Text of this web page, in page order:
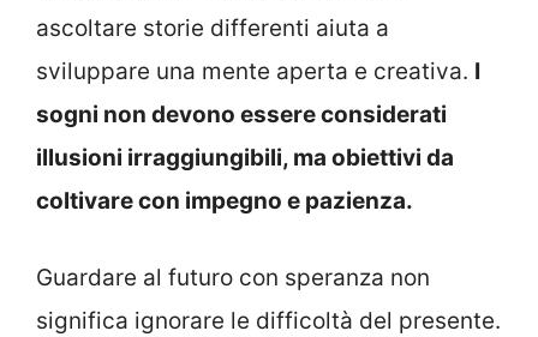
ascoltare storie differenti aiuta a
sviluppare una mente aperta e creativa. I
sogni non devono essere considerati
illusioni irraggiungibili, ma obiettivi da
coltivare con impegno e pazienza.
Guardare al futuro con speranza non
significa ignorare le difficoltà del presente.